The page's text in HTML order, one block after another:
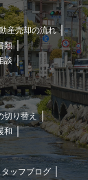
産売却の流れ
類
談
切り替え
和
タッフブログ